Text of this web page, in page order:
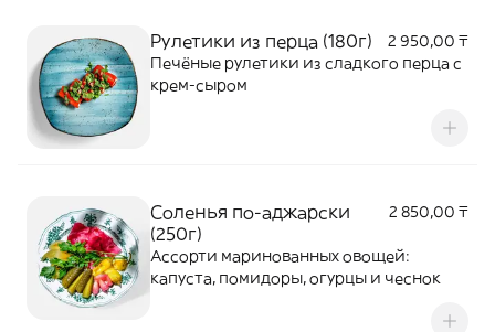
Рулетики из перца (180г)
2 950,00 ₸
Печёные рулетики из сладкого перца с
крем-сыром
Соленья по-аджарски
(250г)
2 850,00 ₸
Ассорти маринованных овощей:
капуста, помидоры, огурцы и чеснок